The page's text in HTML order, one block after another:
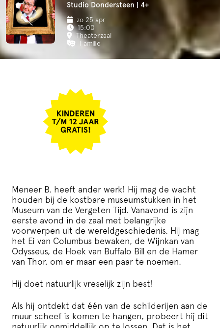
Studio Dondersteen | 4+
zo 25 apr
15:00
Theaterzaal
Familie
Meneer B. heeft ander werk! Hij mag de wacht
houden bij de kostbare museumstukken in het
Museum van de Vergeten Tijd. Vanavond is zijn
eerste avond in de zaal met belangrijke
voorwerpen uit de wereldgeschiedenis. Hij mag
het Ei van Columbus bewaken, de Wijnkan van
Odysseus, de Hoek van Buffalo Bill en de Hamer
van Thor, om er maar een paar te noemen.
Hij doet natuurlijk vreselijk zijn best!
Als hij ontdekt dat één van de schilderijen aan de
muur scheef is komen te hangen, probeert hij dit